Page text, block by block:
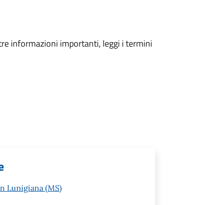
informazioni importanti, leggi i termini
Lunigiana (MS)